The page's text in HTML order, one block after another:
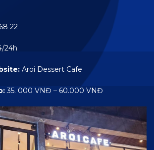
22
24h
Aroi Dessert Cafe
35. 000 VNĐ – 60.000 VNĐ